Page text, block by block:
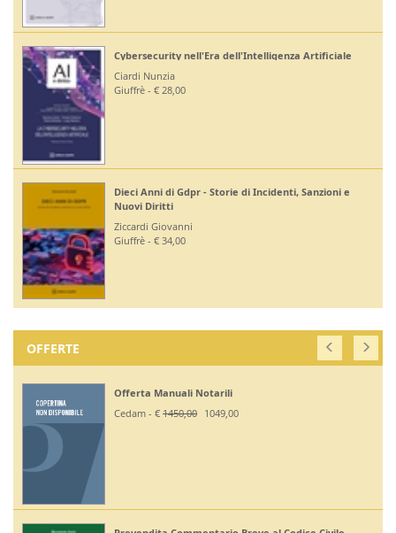
Cybersecurity nell'Era dell'Intelligenza Artificiale
Ciardi Nunzia
Giuffrè - € 28,00
Dieci Anni di Gdpr - Storie di Incidenti, Sanzioni e
Nuovi Diritti
Ziccardi Giovanni
Giuffrè - € 34,00
OFFERTE
Offerta Manuali Notarili
Cedam - € 1450,00 1049,00